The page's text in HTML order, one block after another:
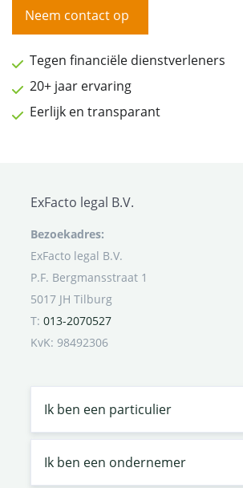
Neem contact op
Tegen financiële dienstverleners
20+ jaar ervaring
Eerlijk en transparant
ExFacto legal B.V.
Bezoekadres:
ExFacto legal B.V.
P.F. Bergmansstraat 1
5017 JH Tilburg
T: 013-2070527
KvK: 98492306
Ik ben een particulier
Ik ben een ondernemer